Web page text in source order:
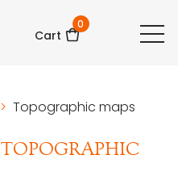
Cart
0
> Topographic maps
TOPOGRAPHIC